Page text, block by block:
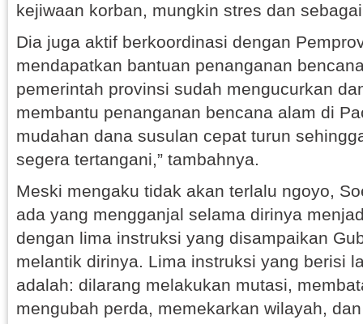
kejiwaan korban, mungkin stres dan
Dia juga aktif berkoordinasi dengan
mendapatkan bantuan penanganan
pemerintah provinsi sudah mengucurkan
membantu penanganan bencana alam di
mudahan dana susulan cepat turun
segera tertangani,” tambahnya.
Meski mengaku tidak akan terlalu ngoyo,
ada yang mengganjal selama dirinya
dengan lima instruksi yang disampaikan
melantik dirinya. Lima instruksi yang berisi
adalah: dilarang melakukan mutasi,
mengubah perda, memekarkan wilayah,